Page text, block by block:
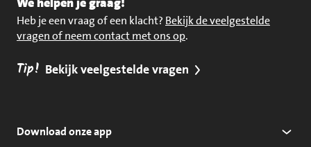
Heb je een vraag of een klacht? Bekijk de veelgestelde
vragen of neem contact met ons op.
Tip! Bekijk veelgestelde vragen
Download onze app